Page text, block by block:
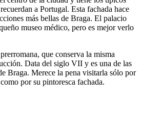
a Portugal. Esta fachada hace
más bellas de Braga. El palacio
museo médico, pero es mejor verlo
que conserva la misma
Data del siglo VII y es una de las
Braga. Merece la pena visitarla sólo por
por su pintoresca fachada.